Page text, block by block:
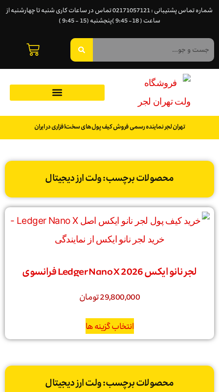
شماره تماس پشتیبانی : 02171057121 تماس در ساعات کاری شنبه تا چهارشنبه از
ساعت ( 18- 9:45 )پنجشنبه (15 - 9:45 )
تهران لجر نماینده رسمی فروش کیف پول‌های سخت‌افزاری در ایران
محصولات برچسب: ولت ارز دیجیتال
لجر‌ نانو‌ ایکس 2026 Ledger‌ Nano‌ X فرانسوی
29,800,000تومان
انتخاب گزینه ها
محصولات برچسب: ولت ارز دیجیتال